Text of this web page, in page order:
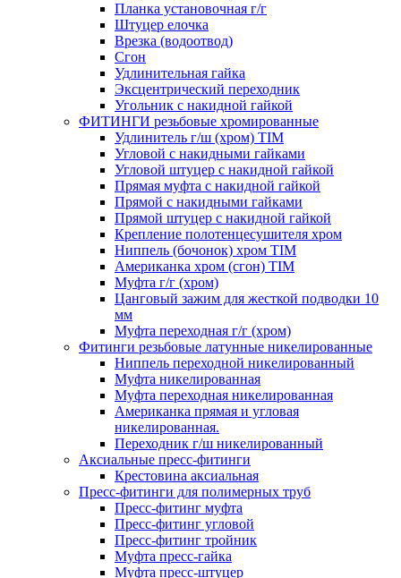
Планка установочная г/г
Штуцер елочка
Врезка (водоотвод)
Сгон
Удлинительная гайка
Эксцентрический переходник
Угольник с накидной гайкой
ФИТИНГИ резьбовые хромированные
Удлинитель г/ш (хром) TIM
Угловой с накидными гайками
Угловой штуцер с накидной гайкой
Прямая муфта с накидной гайкой
Прямой с накидными гайками
Прямой штуцер с накидной гайкой
Крепление полотенцесушителя хром
Ниппель (бочонок) хром TIM
Американка хром (сгон) TIM
Муфта г/г (хром)
Цанговый зажим для жесткой подводки 10
мм
Муфта переходная г/г (хром)
Фитинги резьбовые латунные никелированные
Ниппель переходной никелированный
Муфта никелированная
Муфта переходная никелированная
Американка прямая и угловая
никелированная.
Переходник г/ш никелированный
Аксиальные пресс-фитинги
Крестовина аксиальная
Пресс-фитинги для полимерных труб
Пресс-фитинг муфта
Пресс-фитинг угловой
Пресс-фитинг тройник
Муфта пресс-гайка
Муфта пресс-штуцер